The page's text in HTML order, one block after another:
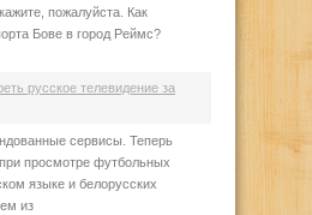
пожалуйста. Как
Бове в город Реймс?
русское телевидение за
сервисы. Теперь
просмотре футбольных
языке и белорусских
из